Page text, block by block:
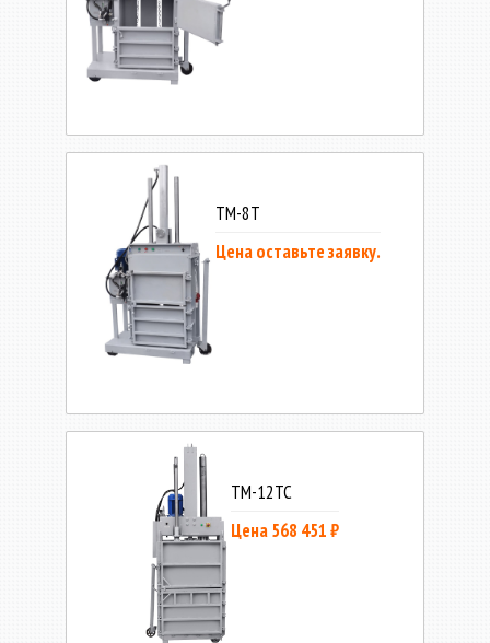
ТМ-8Т
Цена оставьте заявку.
ТМ-12ТС
Цена 568 451 ₽